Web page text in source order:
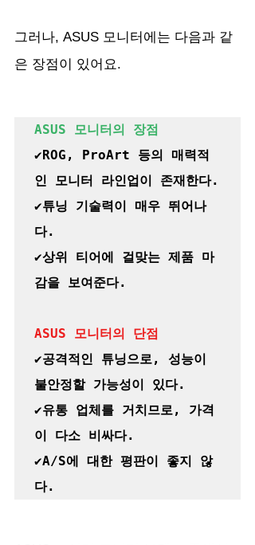
그러나, ASUS 모니터에는 다음과 같
은 장점이 있어요.
ASUS 모니터의 장점
✔️ROG, ProArt 등의 매력적
인 모니터 라인업이 존재한다.
✔️튜닝 기술력이 매우 뛰어나
다.
✔️상위 티어에 걸맞는 제품 마
감을 보여준다.
ASUS 모니터의 단점
✔️공격적인 튜닝으로, 성능이
불안정할 가능성이 있다.
✔️유통 업체를 거치므로, 가격
이 다소 비싸다.
✔️A/S에 대한 평판이 좋지 않
다.